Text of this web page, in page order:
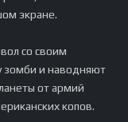
экране.
со своим
зомби и наводняют
от армий
копов.